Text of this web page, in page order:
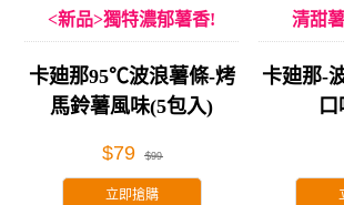
<新品>獨特濃郁薯香!
卡廸那95℃波浪薯條-烤
馬鈴薯風味(5包入)
$79 $99
立即搶購
清甜
卡廸那-